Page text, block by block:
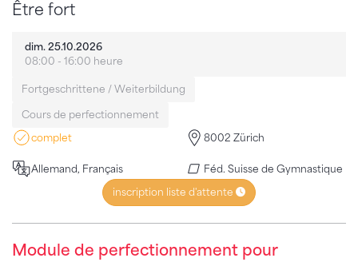
Être fort
dim. 25.10.2026
08:00 - 16:00 heure
Fortgeschrittene / Weiterbildung
Cours de perfectionnement
complet
8002 Zürich
Allemand, Français
Féd. Suisse de Gymnastique
inscription liste d'attente
Module de perfectionnement pour